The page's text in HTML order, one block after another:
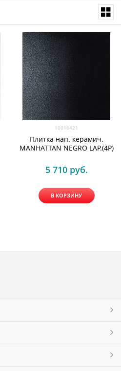
10016421
Плитка нап. керамич.
MANHATTAN NEGRO LAP.(4P)
5 710 руб.
В КОРЗИНУ